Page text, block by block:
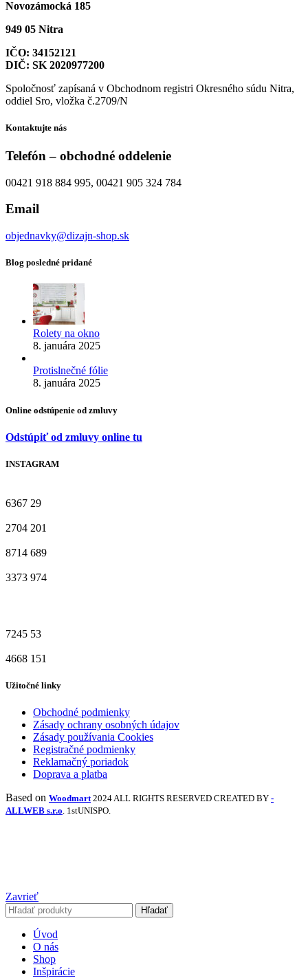
Novozámocká 185
949 05 Nitra
IČO: 34152121
DIČ: SK 2020977200
Spoločnosť zapísaná v Obchodnom registri Okresného súdu Nitra,
oddiel Sro, vložka č.2709/N
Kontaktujte nás
Telefón – obchodné oddelenie
00421 918 884 995, 00421 905 324 784
Email
objednavky@dizajn-shop.sk
Blog posledné pridané
Rolety na okno
8. januára 2025
Protislnečné fólie
8. januára 2025
Online odstúpenie od zmluvy
Odstúpiť od zmluvy online tu
INSTAGRAM
6367 29
2704 201
8714 689
3373 974
7245 53
4668 151
Užitočné linky
Obchodné podmienky
Zásady ochrany osobných údajov
Zásady používania Cookies
Registračné podmienky
Reklamačný poriadok
Doprava a platba
Based on Woodmart 2024 ALL RIGHTS RESERVED CREATED BY -
ALLWEB s.r.o. 1stUNISPO.
Zavrieť
Hľadať
Úvod
O nás
Shop
Inšpirácie